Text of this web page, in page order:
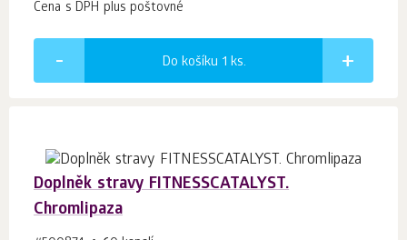
Cena s DPH plus poštovné
Do košíku 1 ks.
Doplněk stravy FITNESSCATALYST.
Chromlipaza